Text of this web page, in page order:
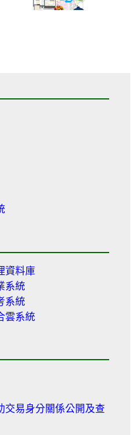
資料庫
系統
系統
雲系統
交易身分關係公開及查